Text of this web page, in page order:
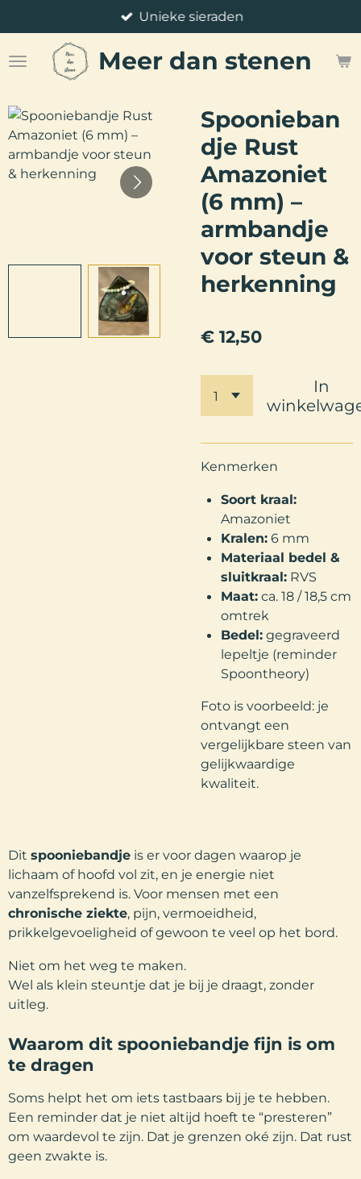
direct
naar
Meerdan stenen
Unieke sieraden
Spoonieban
dje Rust
Amazoniet
(6 mm) –
armbandje
voor steun &
herkenning
€ 12,50
In
Kenmerken
Soort kraal:
Amazoniet
Kralen:6 mm
Materiaal bedel &
sluitkraal:RVS
Maat:ca. 18 / 18,5 cm
omtrek
Bedel:gegraveerd
lepeltje (reminder
Spoontheory)
Foto is voorbeeld: je
ontvangt een
vergelijkbare steen van
gelijkwaardige
kwaliteit.
Dit spooniebandje is er voor dagen waarop je
lichaam of hoofd vol zit, en je energie niet
vanzelfsprekend is. Voor mensen met een
chronische ziekte, pijn, vermoeidheid,
prikkelgevoeligheid of gewoon te veel op het bord.
Niet om het weg te maken.
Wel als klein steuntje dat je bij je draagt, zonder
uitleg.
Waarom dit spooniebandje fijn is om
te dragen
Soms helpt het om iets tastbaars bij je te hebben.
Een reminder dat je niet altijd hoeft te “presteren”
om waardevol te zijn. Dat je grenzen oké zijn. Dat rust
geen zwakte is.